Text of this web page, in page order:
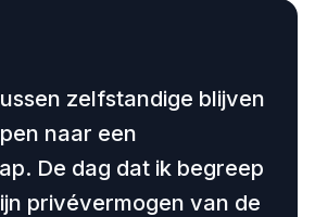
zelfstandige blijven
naar een
De dag dat ik begreep
privévermogen van de